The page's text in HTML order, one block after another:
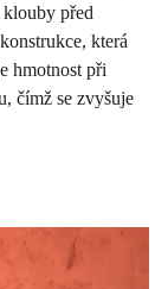
před
která
hmotnost při
čímž se zvyšuje